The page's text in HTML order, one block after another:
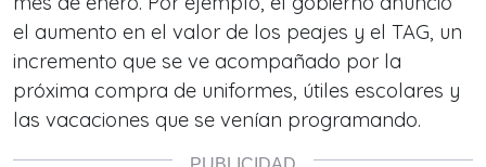
el aumento en el valor de los peajes y el TAG, un
incremento que se ve acompañado por la
próxima compra de uniformes, útiles escolares y
las vacaciones que se venían programando.